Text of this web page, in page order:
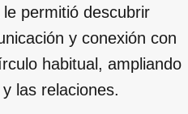
permitió descubrir
y conexión con
habitual, ampliando
las relaciones.